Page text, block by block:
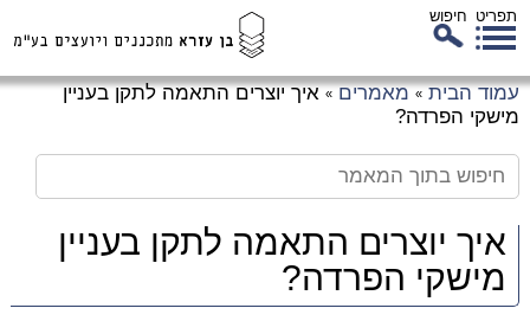
תפריט חיפוש
עמוד הבית » מאמרים » איך יוצרים התאמה לתקן בעניין
מישקי הפרדה?
איך יוצרים התאמה לתקן בעניין
מישקי הפרדה?